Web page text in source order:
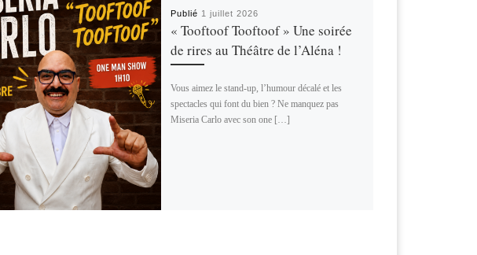
Publié 1 juillet 2026
« Tooftoof Tooftoof » Une soirée
de rires au Théâtre de l’Aléna !
Vous aimez le stand-up, l’humour décalé et les
spectacles qui font du bien ? Ne manquez pas
Miseria Carlo avec son one […]